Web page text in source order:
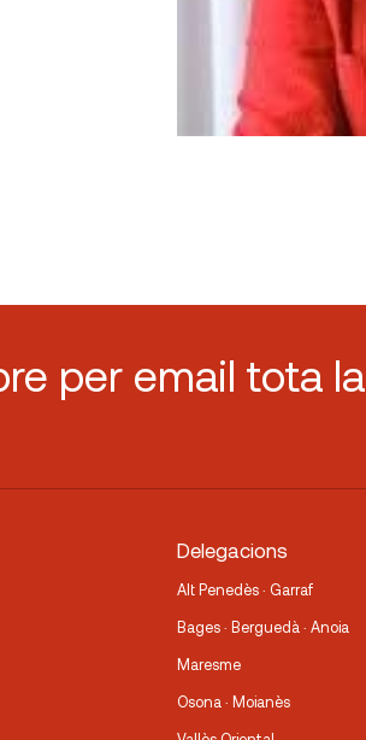
per email tota la
Delegacions
Alt Penedès · Garraf
Bages · Berguedà · Anoia
Maresme
Osona · Moianès